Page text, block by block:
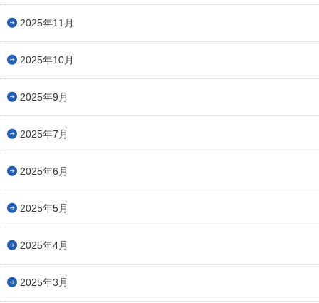
2025年11月
2025年10月
2025年9月
2025年7月
2025年6月
2025年5月
2025年4月
2025年3月